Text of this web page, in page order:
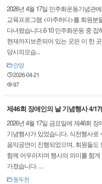
2026년 4월 17일 민주화운동기념관
교육프로그램 <마주하다>를 회원분
다녀왔습니다.6·10 민주화운동 중 잡
현재까지보존되어 있는 곳은 이 한
당시의모습...
안양
2026-04-21
97
제46회 장애인의 날 기념행사 4/
2026년 4월 17일 금요일에 제46회 장
기념행사가 있었습니다. 식전행사로
음악공연이 진행되었으며, 회원들도
함께 어우러지며 행사의 의미를 함
가졌습니다. ...
동두천